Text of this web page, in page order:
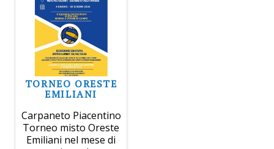
TORNEO ORESTE
EMILIANI
Carpaneto Piacentino
Torneo misto Oreste
Emiliani nel mese di